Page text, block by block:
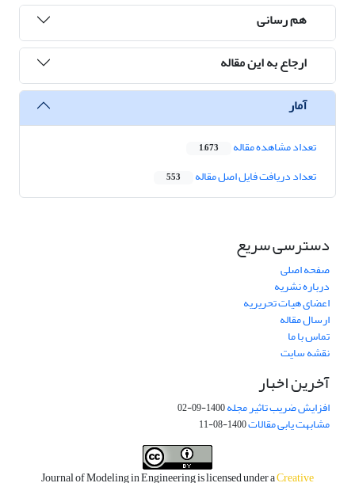
هم رسانی
ارجاع به این مقاله
آمار
تعداد مشاهده مقاله 1,673
تعداد دریافت فایل اصل مقاله 553
دسترسی سریع
صفحه اصلی
درباره نشریه
اعضای هیات تحریریه
ارسال مقاله
تماس با ما
نقشه سایت
آخرین اخبار
افزایش ضریب تاثیر مجله1400-09-02
مشابهت یابی مقالات1400-08-11
Journal of Modeling in Engineering is licensed under aCreative